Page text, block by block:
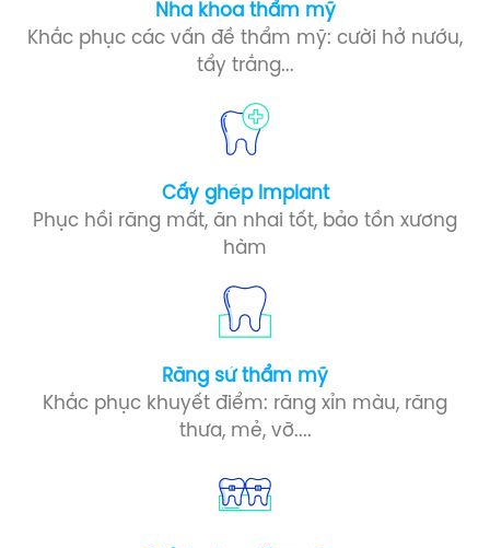
Nha khoa thẩm mỹ
Khắc phục các vấn đề thẩm mỹ: cười hở nướu,
tẩy trắng...
Cấy ghép Implant​
Phục hồi răng mất, ăn nhai tốt, bảo tồn xương
hàm
Răng sứ​ thẩm mỹ
Khắc phục khuyết điểm: răng xỉn màu, răng
thưa, mẻ, vỡ....